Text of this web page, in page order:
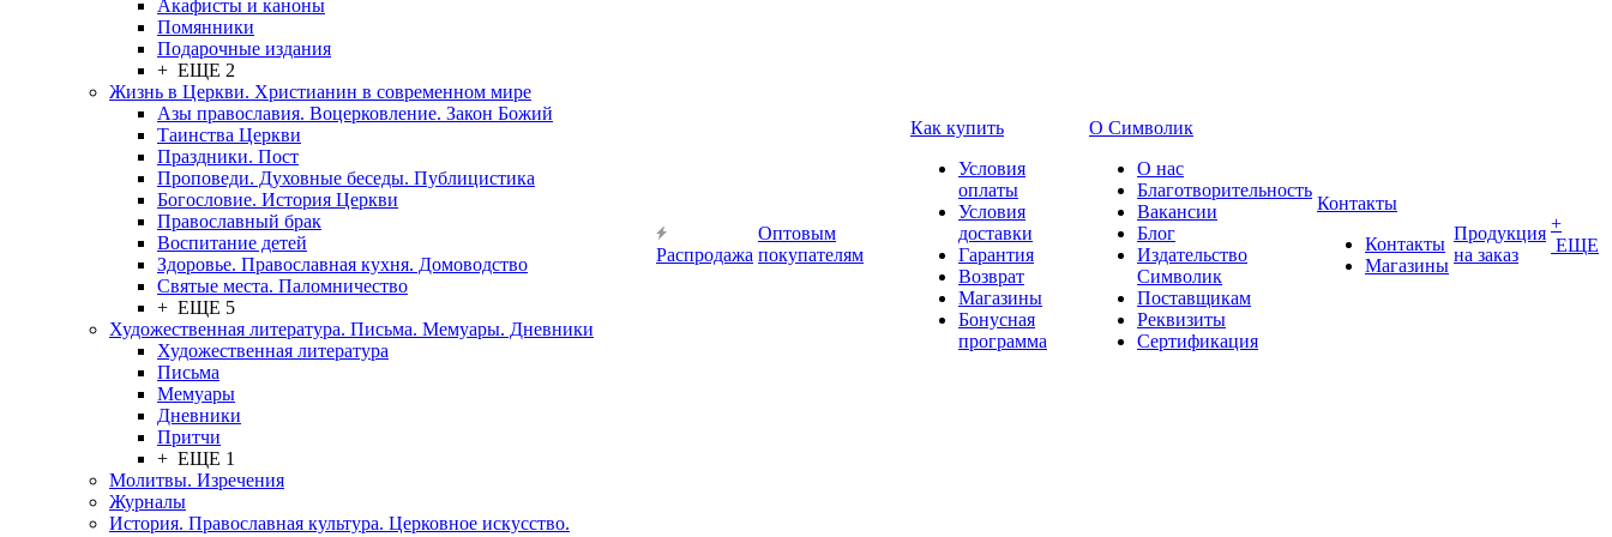
Акафисты и каноны
Помянники
Подарочные издания
+ ЕЩЕ 2
Жизнь в Церкви. Христианин в современном мире
Азы православия. Воцерковление. Закон Божий
Таинства Церкви
Праздники. Пост
Проповеди. Духовные беседы. Публицистика
Богословие. История Церкви
Православный брак
Воспитание детей
Здоровье. Православная кухня. Домоводство
Святые места. Паломничество
+ ЕЩЕ 5
Художественная литература. Письма. Мемуары. Дневники
Художественная литература
Письма
Мемуары
Дневники
Притчи
+ ЕЩЕ 1
Молитвы. Изречения
Журналы
История. Православная культура. Церковное искусство.
Распродажа
Оптовым
покупателям
Как купить
Условия
оплаты
Условия
доставки
Гарантия
Возврат
Магазины
Бонусная
программа
О Символик
О нас
Благотворительность
Вакансии
Блог
Издательство
Символик
Поставщикам
Реквизиты
Сертификация
Контакты
Контакты
Магазины
Продукция
на заказ
+
ЕЩЕ